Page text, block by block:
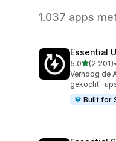
1.037 apps
Essential
5,0van 5
(2.201)
2201 •
Verhoog de
gekocht'-
Built for